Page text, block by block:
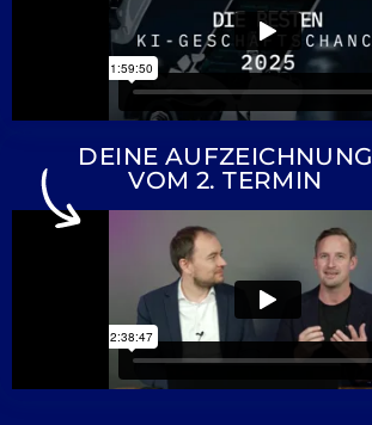
DEINE AUFZEICHNUNG
VOM 2. TERMIN